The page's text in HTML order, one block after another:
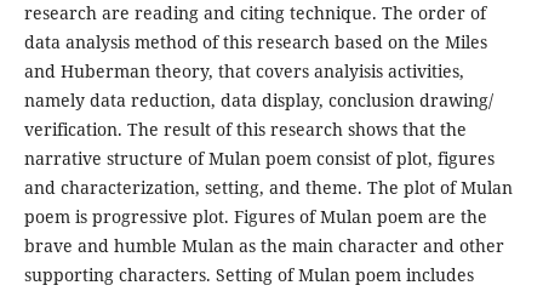
research are reading and citing technique. The order of
data analysis method of this research based on the Miles
and Huberman theory, that covers analyisis activities,
namely data reduction, data display, conclusion drawing/
verification. The result of this research shows that the
narrative structure of Mulan poem consist of plot, figures
and characterization, setting, and theme. The plot of Mulan
poem is progressive plot. Figures of Mulan poem are the
brave and humble Mulan as the main character and other
supporting characters. Setting of Mulan poem includes